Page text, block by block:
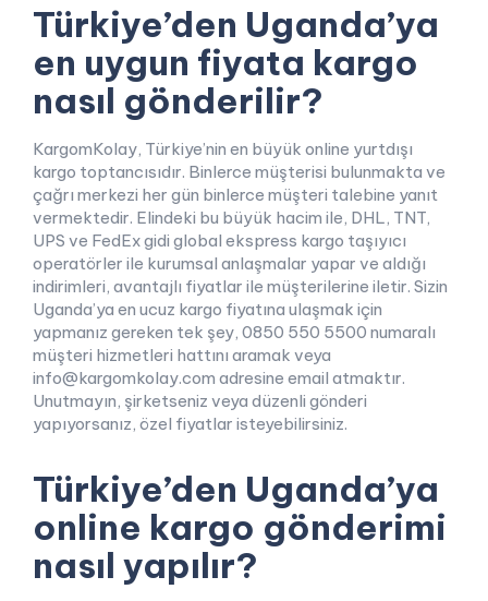
Türkiye’den Uganda’ya
en uygun fiyata kargo
nasıl gönderilir?
KargomKolay, Türkiye’nin en büyük online yurtdışı
kargo toptancısıdır. Binlerce müşterisi bulunmakta ve
çağrı merkezi her gün binlerce müşteri talebine yanıt
vermektedir. Elindeki bu büyük hacim ile, DHL, TNT,
UPS ve FedEx gidi global ekspress kargo taşıyıcı
operatörler ile kurumsal anlaşmalar yapar ve aldığı
indirimleri, avantajlı fiyatlar ile müşterilerine iletir. Sizin
Uganda’ya en ucuz kargo fiyatına ulaşmak için
yapmanız gereken tek şey, 0850 550 5500 numaralı
müşteri hizmetleri hattını aramak veya
info@kargomkolay.com adresine email atmaktır.
Unutmayın, şirketseniz veya düzenli gönderi
yapıyorsanız, özel fiyatlar isteyebilirsiniz.
Türkiye’den Uganda’ya
online kargo gönderimi
nasıl yapılır?